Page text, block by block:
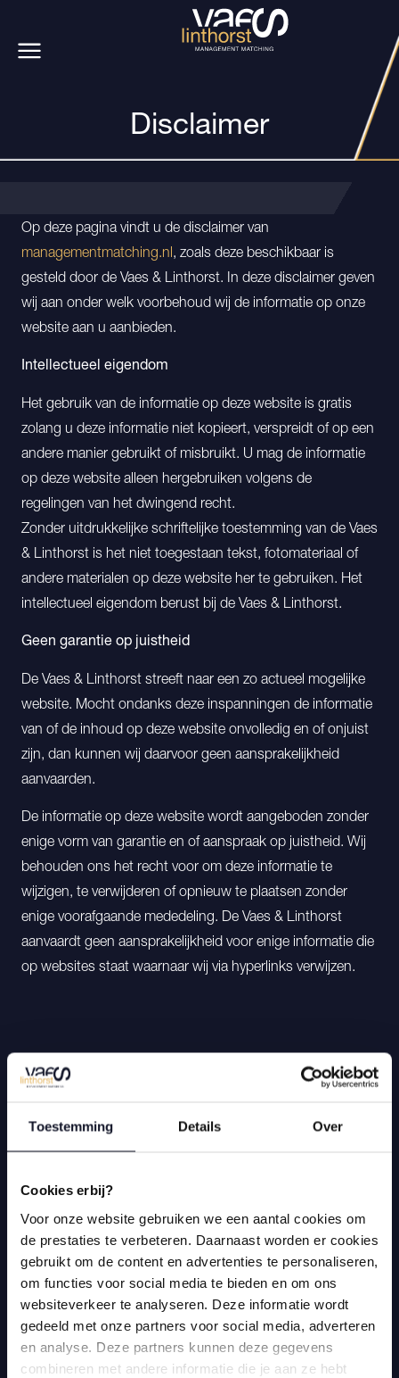
Toestemming Details Over
Cookies erbij?
Voor onze website gebruiken we een aantal cookies om
de prestaties te verbeteren. Daarnaast worden er cookies
gebruikt om de content en advertenties te personaliseren,
om functies voor social media te bieden en om ons
websiteverkeer te analyseren. Deze informatie wordt
gedeeld met onze partners voor social media, adverteren
en analyse. Deze partners kunnen deze gegevens
combineren met andere informatie die je aan ze hebt
Disclaimer
Op deze pagina vindt u de disclaimer van
managementmatching.nl, zoals deze beschikbaar is
gesteld door de Vaes & Linthorst. In deze disclaimer geven
wij aan onder welk voorbehoud wij de informatie op onze
website aan u aanbieden.
Intellectueel eigendom
Het gebruik van de informatie op deze website is gratis
zolang u deze informatie niet kopieert, verspreidt of op een
andere manier gebruikt of misbruikt. U mag de informatie
op deze website alleen hergebruiken volgens de
regelingen van het dwingend recht.
Zonder uitdrukkelijke schriftelijke toestemming van de Vaes
& Linthorst is het niet toegestaan tekst, fotomateriaal of
andere materialen op deze website her te gebruiken. Het
intellectueel eigendom berust bij de Vaes & Linthorst.
Geen garantie op juistheid
De Vaes & Linthorst streeft naar een zo actueel mogelijke
website. Mocht ondanks deze inspanningen de informatie
van of de inhoud op deze website onvolledig en of onjuist
zijn, dan kunnen wij daarvoor geen aansprakelijkheid
aanvaarden.
De informatie op deze website wordt aangeboden zonder
enige vorm van garantie en of aanspraak op juistheid. Wij
behouden ons het recht voor om deze informatie te
wijzigen, te verwijderen of opnieuw te plaatsen zonder
enige voorafgaande mededeling. De Vaes & Linthorst
aanvaardt geen aansprakelijkheid voor enige informatie die
op websites staat waarnaar wij via hyperlinks verwijzen.
groeimogelijkheden?
die door wil groeien of als je een persoonlijke
groeistap wil zetten. Wij zijn ervan overtuigd jou
deze groeimogelijkheid te kunnen bieden. Neem
contact op en let’s grow!
Tel:+31(0)77 355 7261
Mail: info@vel.nl